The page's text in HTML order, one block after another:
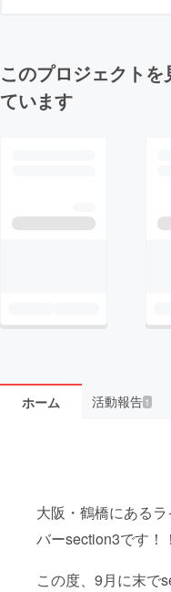
このプロジェクト
ています
ホーム 活動報告1
大阪・鶴橋にある
バーsection3です！！
この度、9月に末で